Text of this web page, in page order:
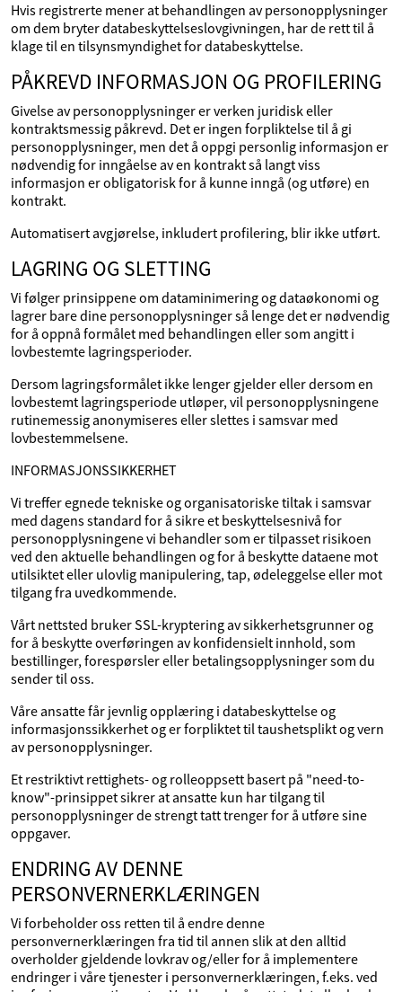
Hvis registrerte mener at behandlingen av personopplysninger
om dem bryter databeskyttelseslovgivningen, har de rett til å
klage til en tilsynsmyndighet for databeskyttelse.
PÅKREVD INFORMASJON OG PROFILERING
Givelse av personopplysninger er verken juridisk eller
kontraktsmessig påkrevd. Det er ingen forpliktelse til å gi
personopplysninger, men det å oppgi personlig informasjon er
nødvendig for inngåelse av en kontrakt så langt viss
informasjon er obligatorisk for å kunne inngå (og utføre) en
kontrakt.
Automatisert avgjørelse, inkludert profilering, blir ikke utført.
LAGRING OG SLETTING
Vi følger prinsippene om dataminimering og dataøkonomi og
lagrer bare dine personopplysninger så lenge det er nødvendig
for å oppnå formålet med behandlingen eller som angitt i
lovbestemte lagringsperioder.
Dersom lagringsformålet ikke lenger gjelder eller dersom en
lovbestemt lagringsperiode utløper, vil personopplysningene
rutinemessig anonymiseres eller slettes i samsvar med
lovbestemmelsene.
INFORMASJONSSIKKERHET
Vi treffer egnede tekniske og organisatoriske tiltak i samsvar
med dagens standard for å sikre et beskyttelsesnivå for
personopplysningene vi behandler som er tilpasset risikoen
ved den aktuelle behandlingen og for å beskytte dataene mot
utilsiktet eller ulovlig manipulering, tap, ødeleggelse eller mot
tilgang fra uvedkommende.
Vårt nettsted bruker SSL-kryptering av sikkerhetsgrunner og
for å beskytte overføringen av konfidensielt innhold, som
bestillinger, forespørsler eller betalingsopplysninger som du
sender til oss.
Våre ansatte får jevnlig opplæring i databeskyttelse og
informasjonssikkerhet og er forpliktet til taushetsplikt og vern
av personopplysninger.
Et restriktivt rettighets- og rolleoppsett basert på "need-to-
know"-prinsippet sikrer at ansatte kun har tilgang til
personopplysninger de strengt tatt trenger for å utføre sine
oppgaver.
ENDRING AV DENNE
PERSONVERNERKLÆRINGEN
Vi forbeholder oss retten til å endre denne
personvernerklæringen fra tid til annen slik at den alltid
overholder gjeldende lovkrav og/eller for å implementere
endringer i våre tjenester i personvernerklæringen, f.eks. ved